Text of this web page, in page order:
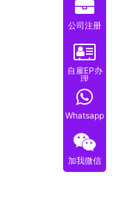
公司注册
自雇EP办
理
Whatsapp
加我微信